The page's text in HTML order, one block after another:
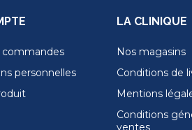
commandes
personnelles
LA CLINIQUE
Nos magasins
Conditions de
Mentions
Conditions
ventes